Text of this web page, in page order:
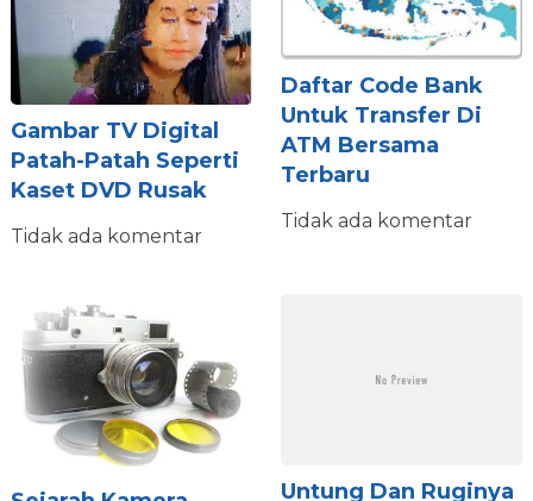
Gambar TV Digital
Patah-Patah Seperti
Kaset DVD Rusak
Tidak ada komentar
Daftar Code Bank
Untuk Transfer Di
ATM Bersama
Terbaru
Tidak ada komentar
Untung Dan Ruginya